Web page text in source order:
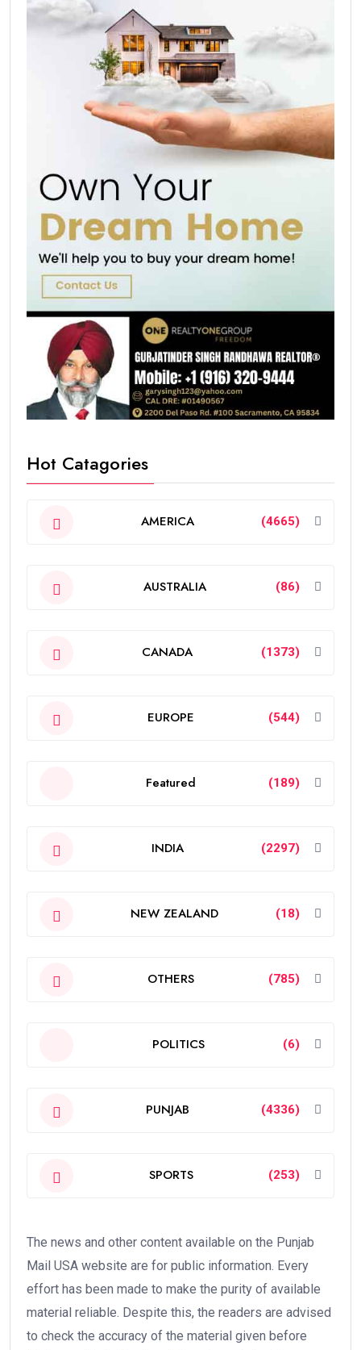
Hot Catagories
AMERICA (4665)
AUSTRALIA (86)
CANADA (1373)
EUROPE (544)
Featured (189)
INDIA (2297)
NEW ZEALAND (18)
OTHERS (785)
POLITICS (6)
PUNJAB (4336)
SPORTS (253)
The news and other content available on the Punjab
Mail USA website are for public information. Every
effort has been made to make the purity of available
material reliable. Despite this, the readers are advised
to check the accuracy of the material given before